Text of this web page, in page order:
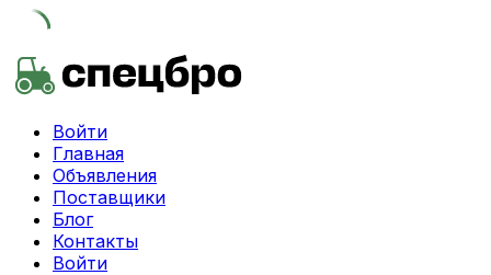
Skip
to
Войти
Главная
Объявления
Поставщики
Блог
Контакты
Войти